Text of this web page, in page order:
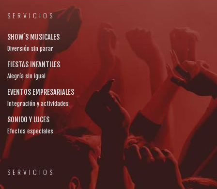
SERVICIOS
SHOW´S MUSICALES
Diversión sin parar
FIESTAS INFANTILES
Alegría sin igual
EVENTOS EMPRESARIALES
Integración y actividades
SONIDO Y LUCES
Efectos especiales
SERVICIOS